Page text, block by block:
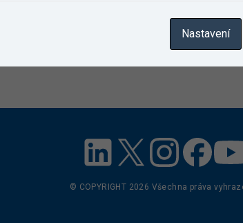
© COPYRIGHT 2026 Všechna práva
Nastavení